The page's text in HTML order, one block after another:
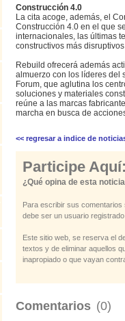
Construcción 4.0
La cita acoge, además, el
Construcción 4.0 en el que
internacionales, las últimas
constructivos más
Rebuild ofrecerá además
almuerzo con los líderes del
Forum, que aglutina los
soluciones y materiales
reúne a las marcas
marcha en busca de
<< regresar a indice de
Participe
¿Qué opina de esta
Para escribir sus comentarios
debe ser un usuario
Este sitio web, se reserva el
textos y de eliminar aquellos
inapropiado o que vayan
Comentarios (0)